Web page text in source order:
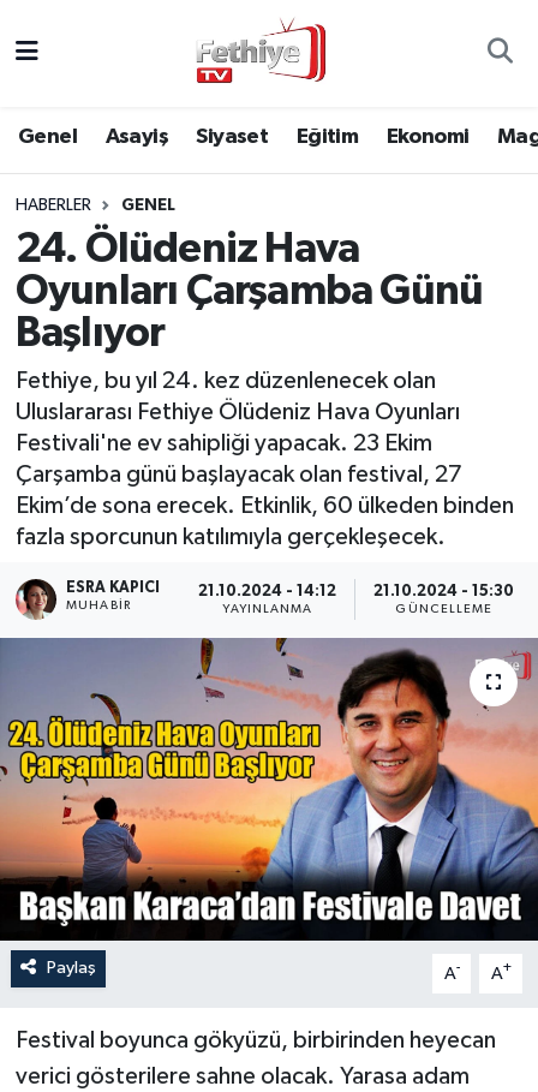
Genel Asayiş Siyaset Eğitim Ekonomi
HABERLER GENEL
24. Ölüdeniz Hava
Oyunları Çarşamba Günü
Başlıyor
Fethiye, bu yıl 24. kez düzenlenecek olan
Uluslararası Fethiye Ölüdeniz Hava Oyunları
Festivali'ne ev sahipliği yapacak. 23 Ekim
Çarşamba günü başlayacak olan festival, 27
Ekim’de sona erecek. Etkinlik, 60 ülkeden binden
fazla sporcunun katılımıyla gerçekleşecek.
ESRA KAPICI
MUHABİR
21.10.2024 - 14:12
YAYINLANMA
21.10.2024 - 15:30
GÜNCELLEME
Paylaş A- A+
Festival boyunca gökyüzü, birbirinden heyecan
verici gösterilere sahne olacak. Yarasa adam
Asayiş
Eğitim
Ekonomi
Kültür
Spor
Turizm
Muğla Hava Durumu
Muğla Namaz Vakitleri
Muğla Trafik Yoğunluk Haritası
Süper Lig Puan Durumu ve Fikstür
Tüm Manşetler
Son Dakika Haberleri
Haber Arşivi